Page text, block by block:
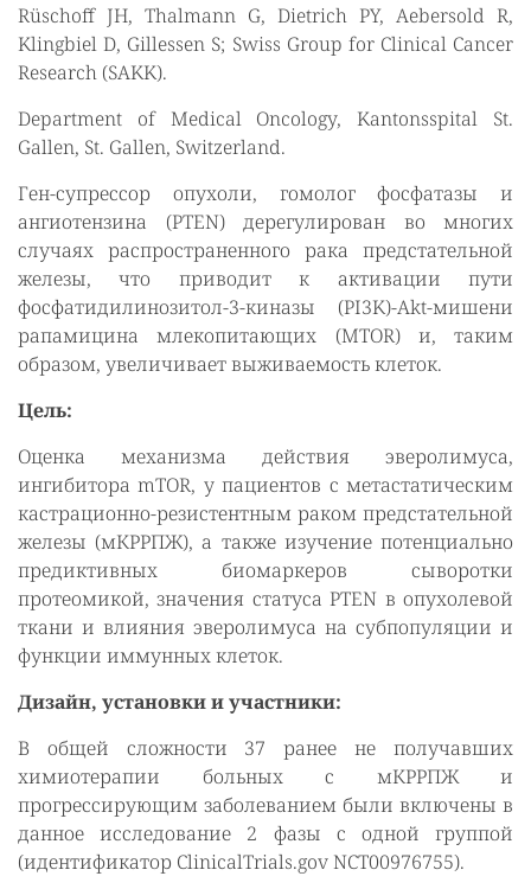
Rüschoff JH, Thalmann G, Dietrich PY, Aebersold R,
Klingbiel D, Gillessen S; Swiss Group for Clinical Cancer
Research (SAKK).
Department of Medical Oncology, Kantonsspital St.
Gallen, St. Gallen, Switzerland.
Ген-супрессор опухоли, гомолог фосфатазы и
ангиотензина (PTEN) дерегулирован во многих
случаях распространенного рака предстательной
железы, что приводит к активации пути
фосфатидилинозитол-3-киназы (PI3K)-Akt-мишени
рапамицина млекопитающих (MTOR) и, таким
образом, увеличивает выживаемость клеток.
Цель:
Оценка механизма действия эверолимуса,
ингибитора mTOR, у пациентов с метастатическим
кастрационно-резистентным раком предстательной
железы (мКРРПЖ), а также изучение потенциально
предиктивных биомаркеров сыворотки
протеомикой, значения статуса PTEN в опухолевой
ткани и влияния эверолимуса на субпопуляции и
функции иммунных клеток.
Дизайн, установки и участники:
В общей сложности 37 ранее не получавших
химиотерапии больных с мКРРПЖ и
прогрессирующим заболеванием были включены в
данное исследование 2 фазы с одной группой
(идентификатор ClinicalTrials.gov NCT00976755).